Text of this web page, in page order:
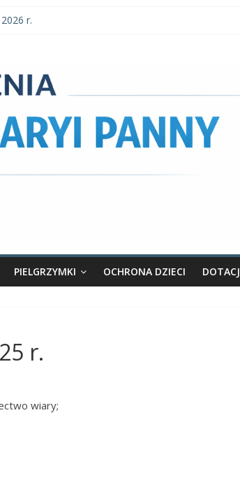
r.
2026 r.
PIELGRZYMKI OCHRONA DZIECI
r.
wiary;